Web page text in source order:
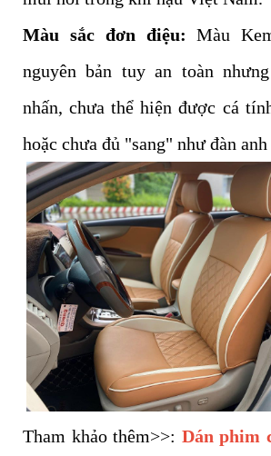
Màu sắc đơn điệu: Màu
nguyên bản tuy an toàn
nhấn, chưa thể hiện được cá
hoặc chưa đủ "sang" như đàn
Tham khảo thêm>>: Dán phim